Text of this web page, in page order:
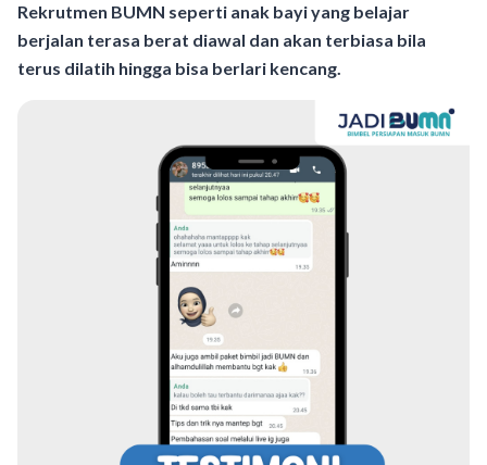
Rekrutmen BUMN seperti anak bayi yang belajar
berjalan terasa berat diawal dan akan terbiasa bila
terus dilatih hingga bisa berlari kencang.